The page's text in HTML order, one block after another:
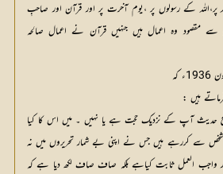
پر،اللہ کے رسولوں پر ،یوم آخرت پر اور قرآن اور صاحبِ
سے مقصود وہ اعمال ہیں جنہیں قرآن نے اعمال صالحہ
ہیں :
العمل ثابت کیاہے بلکہ صاف صاف لکھ دیا ہے کہ